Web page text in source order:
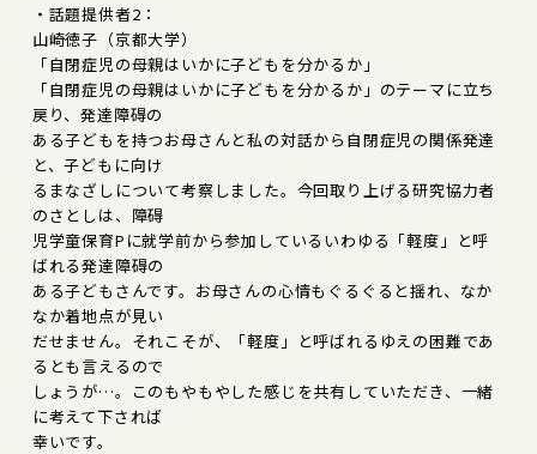
・話題提供者2：
山崎徳子（京都大学）
「自閉症児の母親はいかに子どもを分かるか」
「自閉症児の母親はいかに子どもを分かるか」のテーマに立ち
戻り、発達障碍の
ある子どもを持つお母さんと私の対話から自閉症児の関係発達
と、子どもに向け
るまなざしについて考察しました。今回取り上げる研究協力者
のさとしは、障碍
児学童保育Pに就学前から参加しているいわゆる「軽度」と呼
ばれる発達障碍の
ある子どもさんです。お母さんの心情もぐるぐると揺れ、なか
なか着地点が見い
だせません。それこそが、「軽度」と呼ばれるゆえの困難であ
るとも言えるので
しょうが…。このもやもやした感じを共有していただき、一緒
に考えて下されば
幸いです。